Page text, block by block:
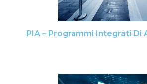
PIA – Programmi Integrati Di